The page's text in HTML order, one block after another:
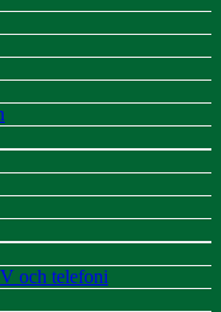
och telefoni